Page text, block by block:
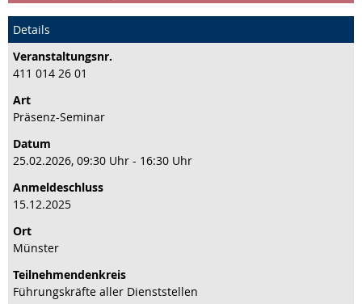
Details
Veranstaltungs­nr.
411 014 26 01
Art
Präsenz-Seminar
Datum
25.02.2026, 09:30 Uhr - 16:30 Uhr
Anmeldeschluss
15.12.2025
Ort
Münster
Teilnehmenden­kreis
Führungskräfte aller Dienststellen